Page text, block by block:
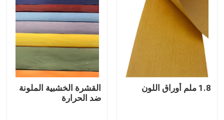
منتجات
معلومات عنا
جولة في المعمل
1.8 ملم أوراق اللون
القشرة الخشبية الملونة
ضد الحرارة